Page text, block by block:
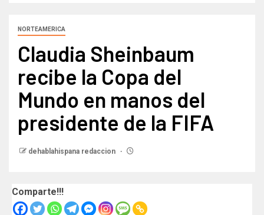
NORTEAMERICA
Claudia Sheinbaum
recibe la Copa del
Mundo en manos del
presidente de la FIFA
dehablahispana redaccion
Comparte!!!